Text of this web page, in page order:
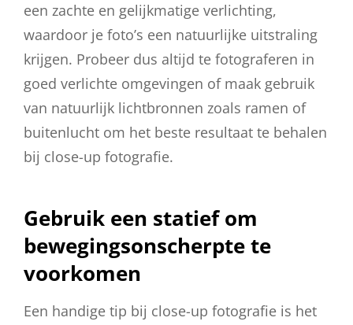
een zachte en gelijkmatige verlichting,
waardoor je foto’s een natuurlijke uitstraling
krijgen. Probeer dus altijd te fotograferen in
goed verlichte omgevingen of maak gebruik
van natuurlijk lichtbronnen zoals ramen of
buitenlucht om het beste resultaat te behalen
bij close-up fotografie.
Gebruik een statief om
bewegingsonscherpte te
voorkomen
Een handige tip bij close-up fotografie is het